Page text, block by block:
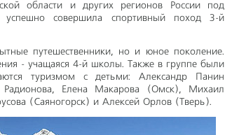
области и других регионов России под
успешно совершила спортивный поход 3-й
путешественники, но и юное поколение.
- учащаяся 4-й школы. Также в группе были
туризмом с детьми: Александр Панин
Радионова, Елена Макарова (Омск), Михаил
(Саяногорск) и Алексей Орлов (Тверь).